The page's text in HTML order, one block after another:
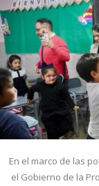
En el marco de las
el Gobierno de la